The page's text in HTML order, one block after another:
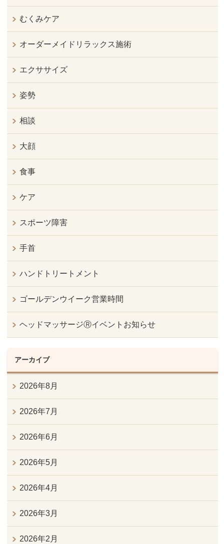
むくみケア
オーダーメイドリラックス施術
エクササイズ
姿勢
相談
大顔
食事
ケア
スポーツ障害
手首
ハンドトリートメント
ゴールデンウイーク営業時間
ヘッドマッサージⓇイベントお知らせ
アーカイブ
2026年8月
2026年7月
2026年6月
2026年5月
2026年4月
2026年3月
2026年2月